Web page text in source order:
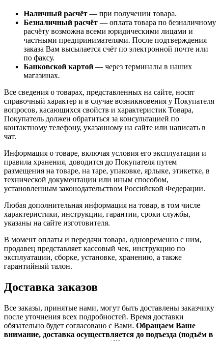
Наличный расчёт — при получении товара.
Безналичный расчёт — оплата товара по безналичному
расчёту возможна всеми юридическими лицами и
частными предпринимателями. После подтверждения
заказа Вам высылается счёт по электронной почте или
по факсу.
Банковской картой — через терминалы в наших
магазинах.
Все сведения о товарах, представленных на сайте, носят
справочный характер и в случае возникновения у Покупателя
вопросов, касающихся свойств и характеристик Товара,
Покупатель должен обратиться за консультацией по
контактному телефону, указанному на сайте или написать в
чат.
Информация о товаре, включая условия его эксплуатации и
правила хранения, доводится до Покупателя путем
размещения на товаре, на таре, упаковке, ярлыке, этикетке, в
технической документации или иным способом,
установленным законодательством Российской Федерации.
Любая дополнительная информация на товар, в том числе
характеристики, инструкции, гарантии, сроки службы,
указаны на сайте изготовителя.
В момент оплаты и передачи товара, одновременно с ним,
продавец представляет кассовый чек, инструкцию по
эксплуатации, сборке, установке, хранению, а также
гарантийный талон.
Доставка заказов
Все заказы, принятые нами, могут быть доставлены заказчику
после уточнения всех подробностей. Время доставки
обязательно будет согласовано с Вами. Обращаем Ваше
внимание, доставка осуществляется до подъезда (подъём в